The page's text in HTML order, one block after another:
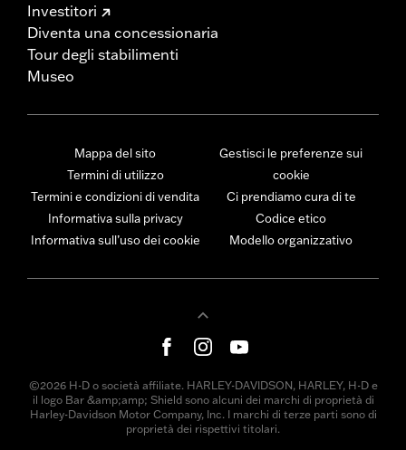
Investitori
Diventa una concessionaria
Tour degli stabilimenti
Museo
Mappa del sito
Termini di utilizzo
Termini e condizioni di vendita
Informativa sulla privacy
Informativa sull’uso dei cookie
Gestisci le preferenze sui
cookie
Ci prendiamo cura di te
Codice etico
Modello organizzativo
©2026 H-D o società affiliate. HARLEY-DAVIDSON, HARLEY, H-D e
il logo Bar &amp;amp; Shield sono alcuni dei marchi di proprietà di
Harley-Davidson Motor Company, Inc. I marchi di terze parti sono di
proprietà dei rispettivi titolari.